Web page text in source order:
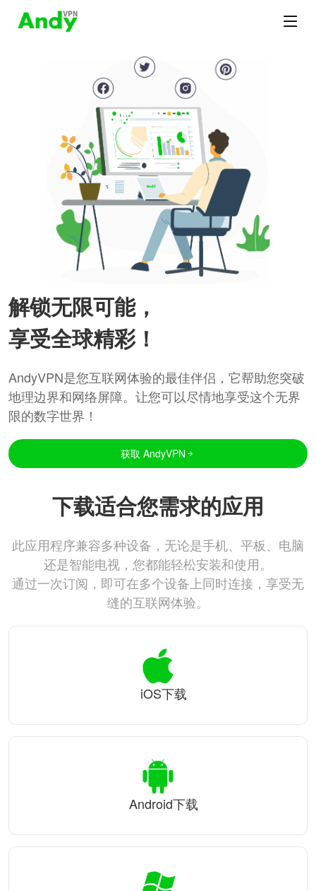
解锁无限可能，
享受全球精彩！
AndyVPN是您互联网体验的最佳伴侣，它帮助您突破
地理边界和网络屏障。让您可以尽情地享受这个无界
限的数字世界！
获取 AndyVPN
下载适合您需求的应用
此应用程序兼容多种设备，无论是手机、平板、电脑
还是智能电视，您都能轻松安装和使用。
通过一次订阅，即可在多个设备上同时连接，享受无
缝的互联网体验。
iOS下载
Android下载